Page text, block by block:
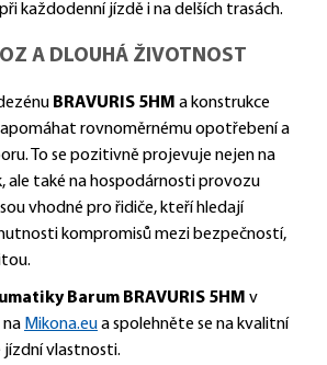
každodenní jízdě i na delších trasách.
A DLOUHÁ ŽIVOTNOST
BRAVURIS 5HM a konstrukce
rovnoměrnému opotřebení a
To se pozitivně projevuje nejen na
ale také na hospodárnosti provozu
vhodné pro řidiče, kteří hledají
kompromisů mezi bezpečností,
Barum BRAVURIS 5HM v
na Mikona.eua spolehněte se na kvalitní
jízdní vlastnosti.